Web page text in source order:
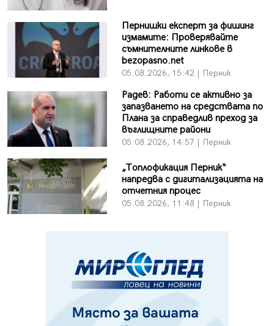
Пернишки експерт за фишинг
измамите: Проверявайте
съмнителните линкове в
bezopasno.net
05.08.2026, 15:42 | Перник
Радев: Работи се активно за
запазването на средствата по
Плана за справедлив преход за
въглищните райони
05.08.2026, 14:57 | Перник
„Топлофикация Перник“
напредва с дигитализацията на
отчетния процес
05.08.2026, 11:48 | Перник